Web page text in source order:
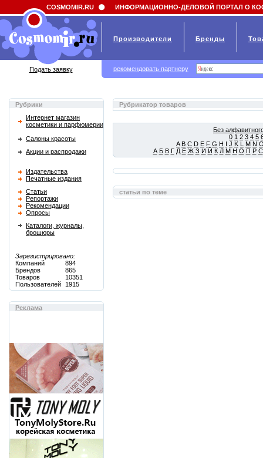
Field 'news_title' doesn't have a default value
Рубрики
Интернет магазин
косметики и парфюмерии
Салоны красоты
Акции и распродажи
Издательства
Печатные издания
Статьи
Репортажи
Рекомендации
Опросы
Каталоги, журналы,
брошюры
Зарегистрировано:
Компаний
894
Брендов
865
Товаров
10351
Пользователей
1915
Реклама
Рубрикатор товаров
Без
0 1 2 3 4 5
A B C D E F G H I J K L M N
А Б В Г Д Е Ж З И Й К Л М Н О П Р С
статьи по теме
COSMOMIR.RU ИНФОРМАЦИОННО-ДЕЛОВОЙ ПОРТАЛ О
Производители Бренды
Подать заявку рекомендовать партнеру